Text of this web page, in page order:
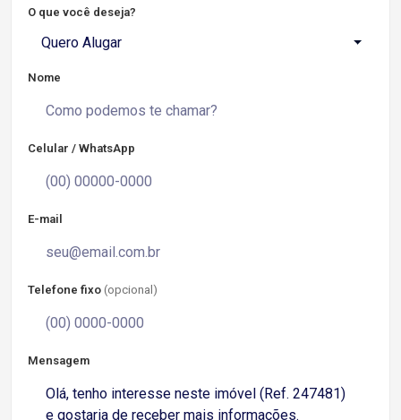
O que você deseja?
Quero Alugar
Nome
Celular / WhatsApp
E-mail
Telefone fixo (opcional)
Mensagem